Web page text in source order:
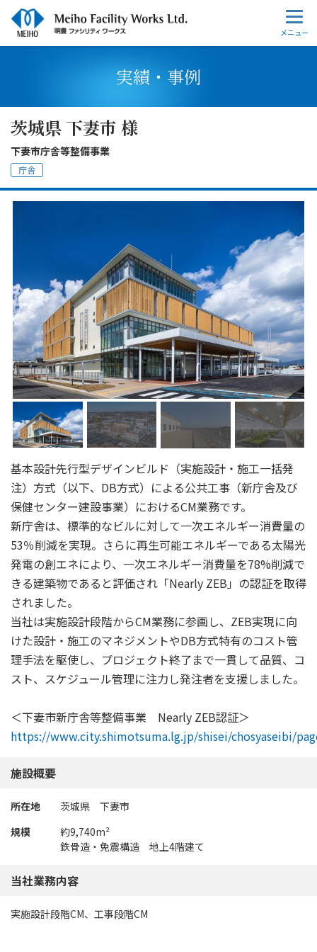
実績・事例
茨城県 下妻市 様
下妻市庁舎等整備事業
庁舎
基本設計先行型デザインビルド（実施設計・施工一括発
注）方式（以下、DB方式）による公共工事（新庁舎及び
保健センター建設事業）におけるCM業務です。
新庁舎は、標準的なビルに対して一次エネルギー消費量の
53％削減を実現。さらに再生可能エネルギーである太陽光
発電の創エネにより、一次エネルギー消費量を78%削減で
きる建築物であると評価され「Nearly ZEB」の認証を取得
されました。
当社は実施設計段階からCM業務に参画し、ZEB実現に向
けた設計・施工のマネジメントやDB方式特有のコスト管
理手法を駆使し、プロジェクト終了まで一貫して品質、コ
スト、スケジュール管理に注力し発注者を支援しました。
＜下妻市新庁舎等整備事業 Nearly ZEB認証＞
https://www.city.shimotsuma.lg.jp/shisei/chosyaseibi/
施設概要
所在地
茨城県 下妻市
規模
約9,740m²
鉄骨造・免震構造 地上4階建て
当社業務内容
実施設計段階CM、工事段階CM